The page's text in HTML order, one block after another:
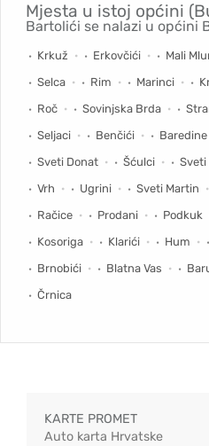
Mjesta u istoj općini
Bartolići se nalazi u općini
Krkuž Erkovčići Mali
Selca
Rim Marinci
Roč
Sovinjska Brda
Seljaci
Benčići Baredine
Sveti Donat
Šćulci Sveti
Vrh
Ugrini Sveti Martin
Račice
Prodani Podkuk
Kosoriga
Klarići Hum
Brnobići
Blatna Vas
Črnica
KARTE PROMET
Auto karta Hrvatske